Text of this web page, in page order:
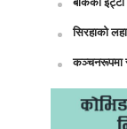
सिरहाको
कञ्चनरूपमा